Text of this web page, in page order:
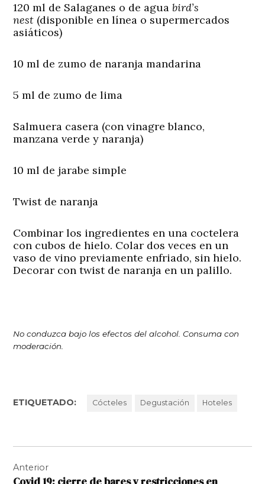
120 ml de Salaganes o de aguabird’s
nest (disponible en línea o supermercados
asiáticos)
10 ml de zumo de naranja mandarina
5 ml de zumo de lima
Salmuera casera (con vinagre blanco,
manzana verde y naranja)
10 ml de jarabe simple
Twist de naranja
Combinar los ingredientes en una coctelera
con cubos de hielo. Colar dos veces en un
vaso de vino previamente enfriado, sin hielo.
Decorar con twist de naranja en un palillo.
No conduzca bajo los efectos del alcohol. Consuma con
moderación.
ETIQUETADO: Cócteles Degustación Hoteles
de
Anterior